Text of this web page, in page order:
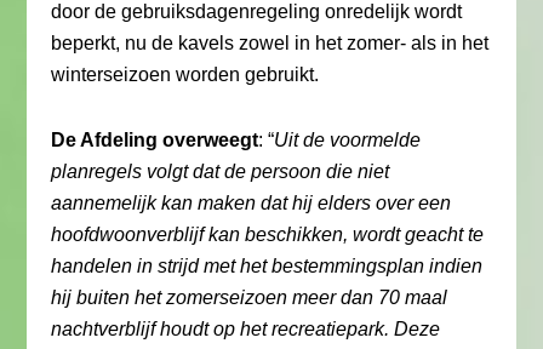
door de gebruiksdagenregeling onredelijk wordt
beperkt, nu de kavels zowel in het zomer- als in het
winterseizoen worden gebruikt.
De Afdeling overweegt: “Uit de voormelde
planregels volgt dat de persoon die niet
aannemelijk kan maken dat hij elders over een
hoofdwoonverblijf kan beschikken, wordt geacht te
handelen in strijd met het bestemmingsplan indien
hij buiten het zomerseizoen meer dan 70 maal
nachtverblijf houdt op het recreatiepark. Deze